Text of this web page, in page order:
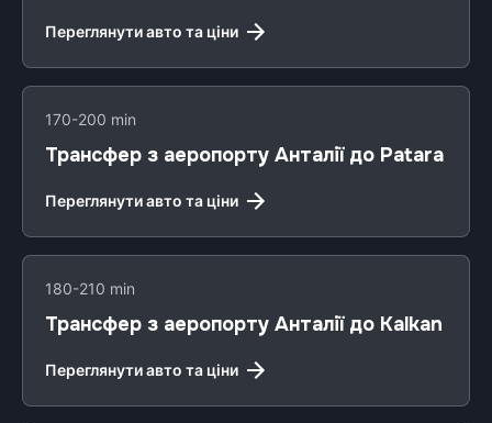
Переглянути авто та ціни
170-200 min
Трансфер з аеропорту Анталії до Patara
Переглянути авто та ціни
180-210 min
Трансфер з аеропорту Анталії до Kalkan
Переглянути авто та ціни